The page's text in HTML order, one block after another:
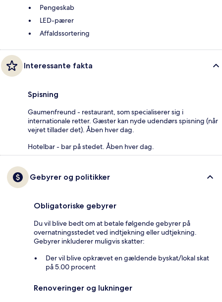
Pengeskab
LED-pærer
Affaldssortering
Interessante fakta
Spisning
Gaumenfreund - restaurant, som specialiserer sig i
internationale retter. Gæster kan nyde udendørs spisning (når
vejret tillader det). Åben hver dag.
Hotelbar - bar på stedet. Åben hver dag.
Gebyrer og politikker
Obligatoriske gebyrer
Du vil blive bedt om at betale følgende gebyrer på
overnatningsstedet ved indtjekning eller udtjekning.
Gebyrer inkluderer muligvis skatter:
Der vil blive opkrævet en gældende byskat/lokal skat
på 5.00 procent
Renoveringer og lukninger